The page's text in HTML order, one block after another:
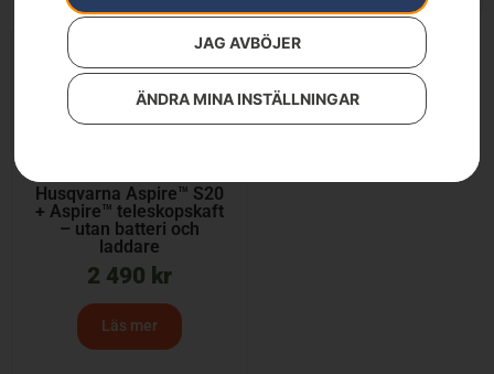
JAG AVBÖJER
ÄNDRA MINA INSTÄLLNINGAR
Husqvarna Aspire™ S20
+ Aspire™ teleskopskaft
– utan batteri och
laddare
2 490 kr
Läs mer